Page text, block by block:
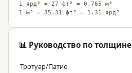
1 ярд³ = 27 фт³ = 0.765 м³
1 м³ = 35.31 фт³ = 1.31 ярд³
📊 Руководство по толщине
Тротуар/Патио